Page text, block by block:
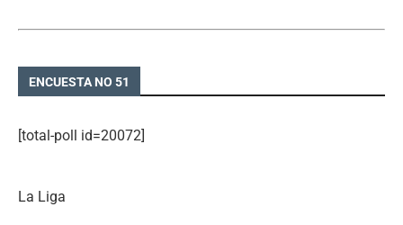
ENCUESTA NO 51
[total-poll id=20072]
La Liga